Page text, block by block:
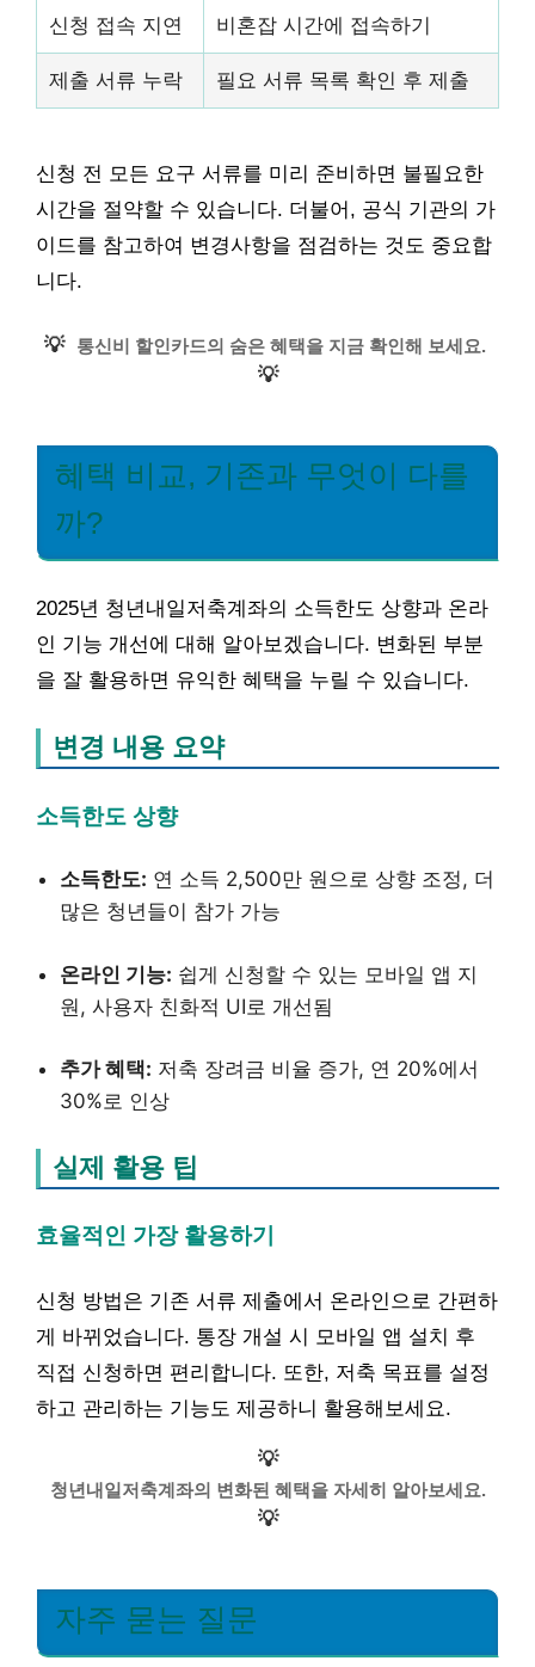
신청 접속 지연 비혼잡 시간에 접속하기
제출 서류 누락 필요 서류 목록 확인 후 제출
신청 전 모든 요구 서류를 미리 준비하면 불필요한
시간을 절약할 수 있습니다. 더불어, 공식 기관의 가
이드를 참고하여 변경사항을 점검하는 것도 중요합
니다.
💡 통신비 할인카드의 숨은 혜택을 지금 확인해 보세요.
💡
혜택 비교, 기존과 무엇이 다를
까?
2025년 청년내일저축계좌의 소득한도 상향과 온라
인 기능 개선에 대해 알아보겠습니다. 변화된 부분
을 잘 활용하면 유익한 혜택을 누릴 수 있습니다.
변경 내용 요약
소득한도 상향
소득한도: 연 소득 2,500만 원으로 상향 조정, 더
많은 청년들이 참가 가능
온라인 기능: 쉽게 신청할 수 있는 모바일 앱 지
원, 사용자 친화적 UI로 개선됨
추가 혜택: 저축 장려금 비율 증가, 연 20%에서
30%로 인상
실제 활용 팁
효율적인 가장 활용하기
신청 방법은 기존 서류 제출에서 온라인으로 간편하
게 바뀌었습니다. 통장 개설 시 모바일 앱 설치 후
직접 신청하면 편리합니다. 또한, 저축 목표를 설정
하고 관리하는 기능도 제공하니 활용해보세요.
💡
청년내일저축계좌의 변화된 혜택을 자세히 알아보세요.
💡
자주 묻는 질문